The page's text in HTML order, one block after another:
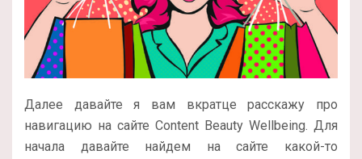
Далее давайте я вам вкратце расскажу про
навигацию на сайте Content Beauty Wellbeing. Для
начала давайте найдем на сайте какой-то